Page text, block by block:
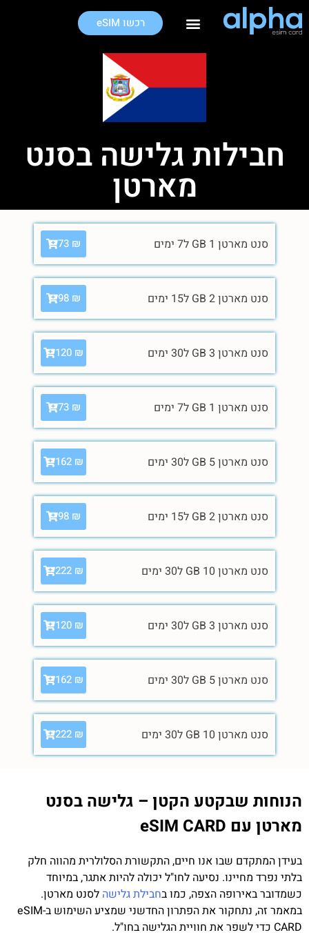
רכשו eSIM
חבילות גלישה בסנט
מארטן
סנט מארטן 1 GB ל7 ימים 73 ₪
סנט מארטן 2 GB ל15 ימים 98 ₪
סנט מארטן 3 GB ל30 ימים 120 ₪
סנט מארטן 1 GB ל7 ימים 73 ₪
סנט מארטן 5 GB ל30 ימים 162 ₪
סנט מארטן 2 GB ל15 ימים 98 ₪
סנט מארטן 10 GB ל30 ימים 222 ₪
סנט מארטן 3 GB ל30 ימים 120 ₪
סנט מארטן 5 GB ל30 ימים 162 ₪
סנט מארטן 10 GB ל30 ימים 222 ₪
הנוחות שבקטע הקטן – גלישה בסנט
מארטן עם eSIM CARD
בעידן המתקדם שבו אנו חיים, התקשורת הסלולרית מהווה חלק
בלתי נפרד מחיינו. נסיעה לחו"ל יכולה להיות אתגר, במיוחד
כשמדובר באירופה הצפה, כמו בחבילת גלישה לסנט מארטן.
במאמר זה, נתחקור את הפתרון החדשני שמציע השימוש ב-eSIM
CARD כדי לשפר את חוויית הגלישה בחו"ל.